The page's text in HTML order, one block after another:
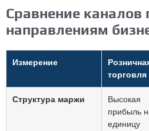
Сравнение
направлениям
Измерение
торговля
Структура маржи
Высокая
прибыль
единицу